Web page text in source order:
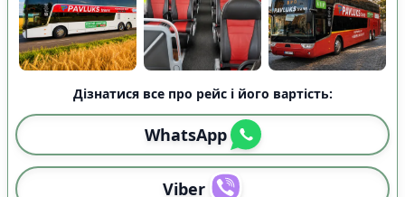
Дізнатися все про рейс і його вартість:
WhatsApp
Viber